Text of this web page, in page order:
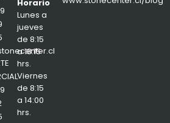
Horario
Lunes a
jueves
de 8:15
a 18:15
hrs.
Viernes
de 8:15
a 14:00
hrs.